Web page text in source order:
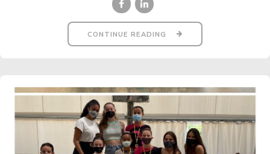
CONTINUE READING